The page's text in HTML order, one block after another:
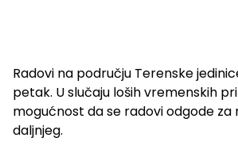
Radovi na području Terenske
petak. U slučaju loših vremenskih
mogućnost da se radovi odgode za
daljnjeg.